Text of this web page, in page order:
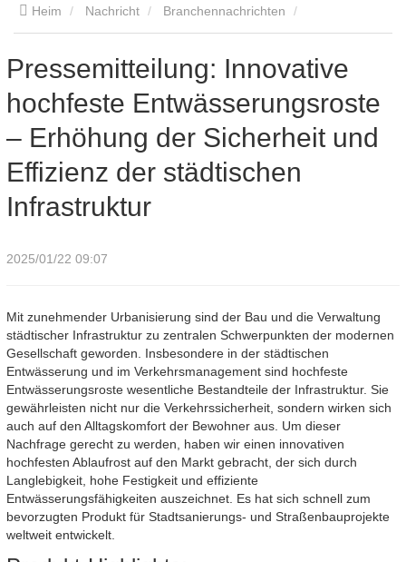
Heim Nachricht Branchennachrichten
Erhöhung der Sicherheit und Effizienz der städtischen
Infrastruktur
Pressemitteilung: Innovative
hochfeste Entwässerungsroste
– Erhöhung der Sicherheit und
Effizienz der städtischen
Infrastruktur
2025/01/22 09:07
Mit zunehmender Urbanisierung sind der Bau und die Verwaltung
städtischer Infrastruktur zu zentralen Schwerpunkten der modernen
Gesellschaft geworden. Insbesondere in der städtischen
Entwässerung und im Verkehrsmanagement sind hochfeste
Entwässerungsroste wesentliche Bestandteile der Infrastruktur. Sie
gewährleisten nicht nur die Verkehrssicherheit, sondern wirken sich
auch auf den Alltagskomfort der Bewohner aus. Um dieser
Nachfrage gerecht zu werden, haben wir einen innovativen
hochfesten Ablaufrost auf den Markt gebracht, der sich durch
Langlebigkeit, hohe Festigkeit und effiziente
Entwässerungsfähigkeiten auszeichnet. Es hat sich schnell zum
bevorzugten Produkt für Stadtsanierungs- und Straßenbauprojekte
weltweit entwickelt.